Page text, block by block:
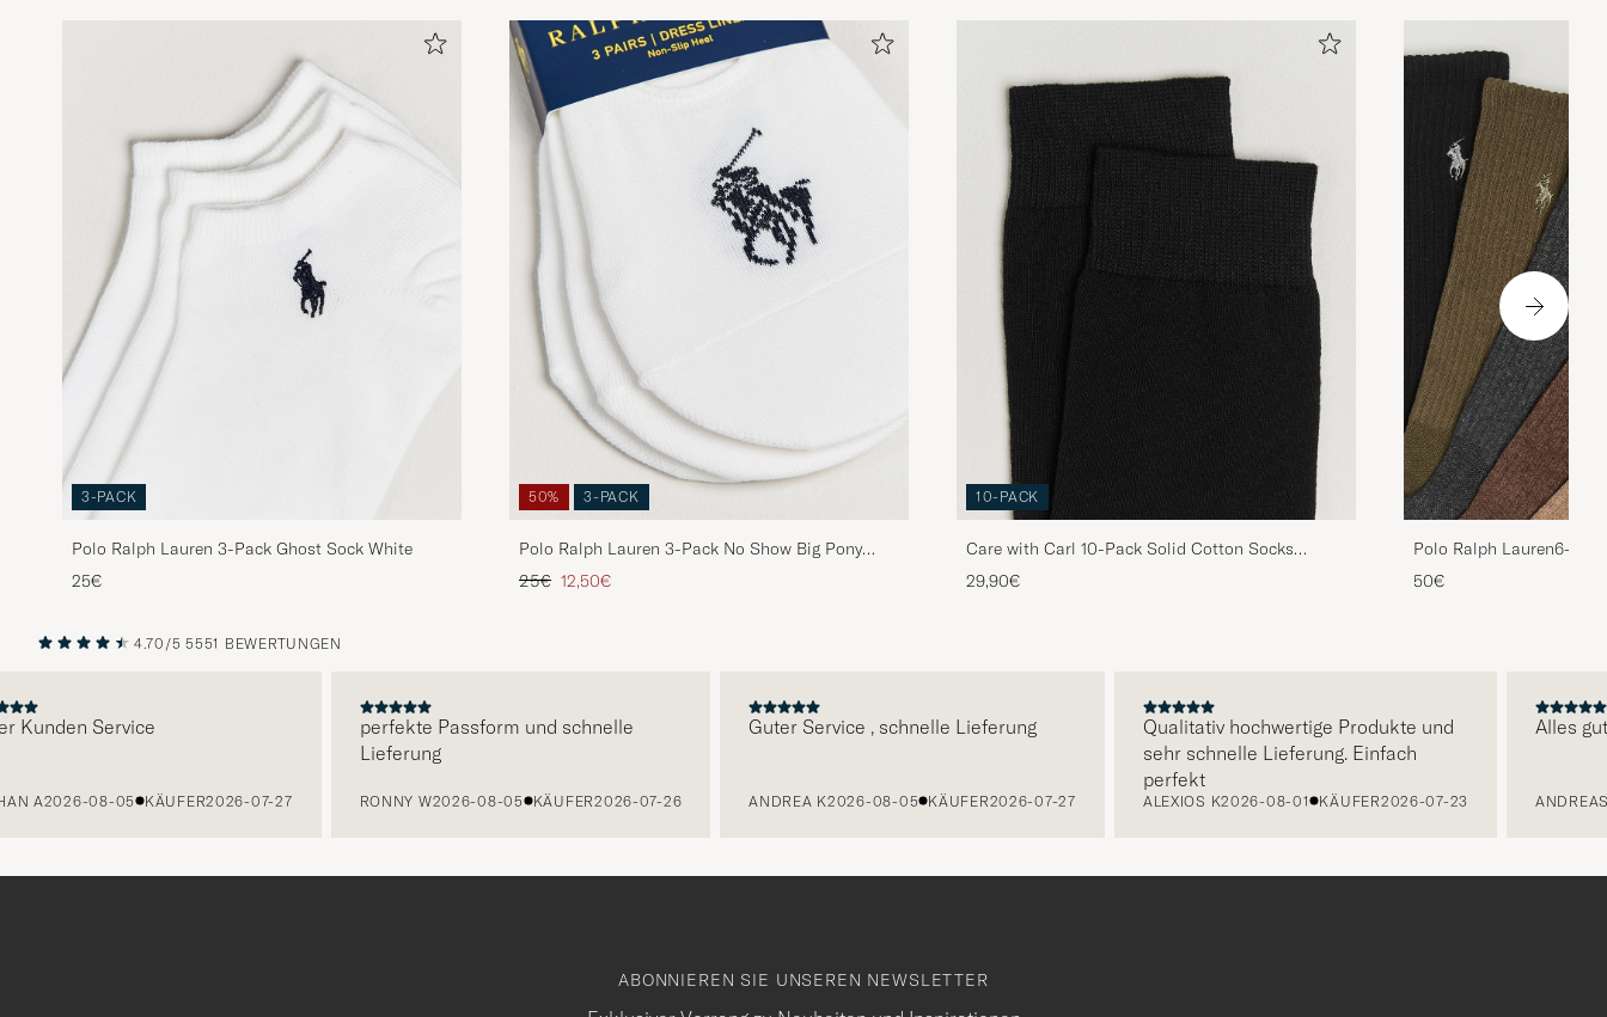
3-PACK
Polo Ralph Lauren 3-Pack Ghost Sock White
25€
50% 3-PACK
Polo Ralph Lauren 3-Pack No Show Big Pony
Pony Socks White
Regulärer Preis
25€ Reduzierter Preis
12,50€
10-PACK
Care with Carl 10-Pack Solid Cotton Socks
BLACK
29,90€
Polo Ralph Lauren6-
SocksBrown
50€
VORHERIGE
4.70/5 5551 BEWERTUNGEN
Service
2026-08-05 KÄUFER2026-07-27
perfekte Passform und schnelle
Lieferung
RONNY W2026-08-05 KÄUFER2026-07-26
Guter Service , schnelle Lieferung
ANDREA K2026-08-05 KÄUFER2026-07-27
Qualitativ hochwertige Produkte und
sehr schnelle Lieferung. Einfach
perfekt
ALEXIOS K2026-08-01 KÄUFER2026-07-23
Alles gut
ANDREAS S
ABONNIEREN SIE UNSEREN NEWSLETTER